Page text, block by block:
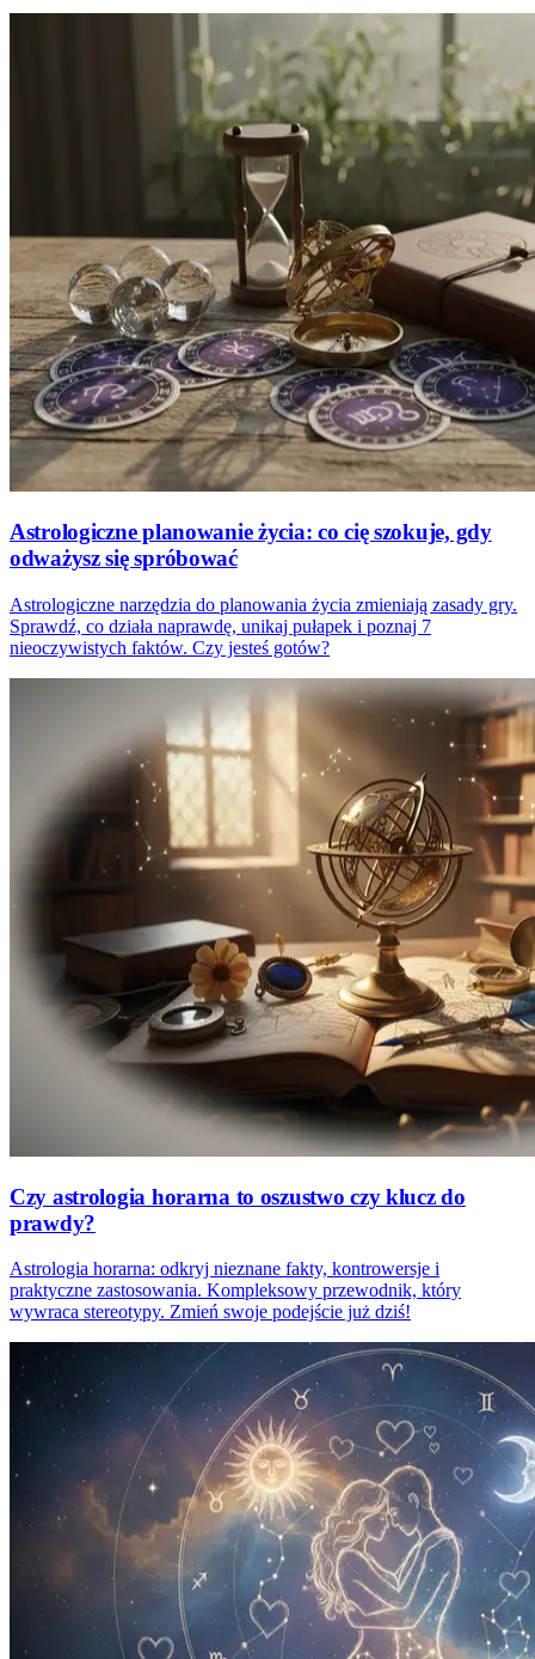
Astrologiczne planowanie życia: co cię szokuje, gdy
odważysz się spróbować
Astrologiczne narzędzia do planowania życia zmieniają zasady gry.
Sprawdź, co działa naprawdę, unikaj pułapek i poznaj 7
nieoczywistych faktów. Czy jesteś gotów?
Czy astrologia horarna to oszustwo czy klucz do
prawdy?
Astrologia horarna: odkryj nieznane fakty, kontrowersje i
praktyczne zastosowania. Kompleksowy przewodnik, który
wywraca stereotypy. Zmień swoje podejście już dziś!